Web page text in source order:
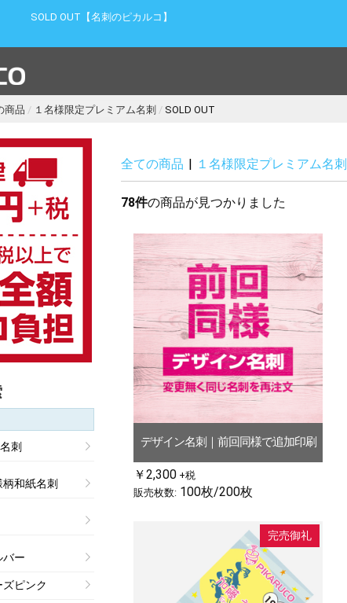
SOLD OUT【名刺のピカルコ】
商品 １名様限定プレミアム名刺 SOLD OUT
刺
柄和紙名刺
バー
ズピンク
全ての商品 | １名様限定プレミアム名刺
78件の商品が見つかりました
デザイン名刺｜前回同様で追加印刷
￥2,300 +税
販売枚数: 100枚/200枚
完売御礼